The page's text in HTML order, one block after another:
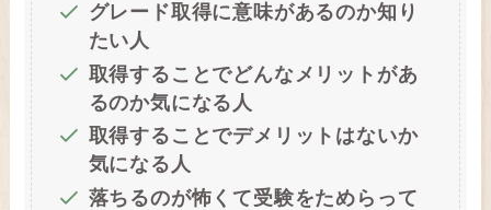
グレード取得に意味があるのか知り
たい人
取得することでどんなメリットがあ
るのか気になる人
取得することでデメリットはないか
気になる人
落ちるのが怖くて受験をためらって